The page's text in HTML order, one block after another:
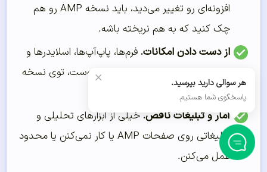
افزونه‌ای رو تغییر می‌دید، باید نسخه AMP رو هم
چک کنید که به هم نریخته باشه.
از دست دادن امکانات. فرم‌ها، پاپ‌آپ‌ها، اسلایدرها و
هر چیزی که به جاوااسکریپت وابسته‌ست، توی نسخه
AMP کار نمی‌کنه.
آمار و تبلیغات ناقص. خیلی از ابزارهای تحلیلی و
تبلیغاتی روی صفحات AMP یا کار نمی‌کنن یا محدود
عمل می‌کنن.
× هر سوالی دارید بپرسید.
پاسخگوی شما هستیم.